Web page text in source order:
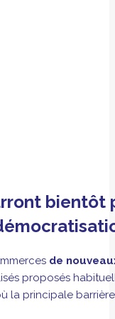
bientôt
de
proposés
la principale